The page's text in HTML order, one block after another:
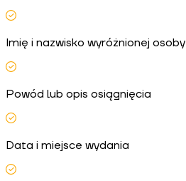
Imię i nazwisko wyróżnionej osoby
Powód lub opis osiągnięcia
Data i miejsce wydania